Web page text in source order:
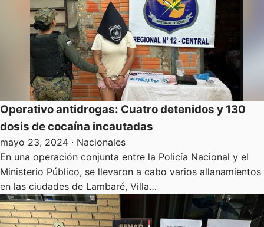
Operativo antidrogas: Cuatro detenidos y 130
dosis de cocaína incautadas
mayo 23, 2024 · Nacionales
En una operación conjunta entre la Policía Nacional y el
Ministerio Público, se llevaron a cabo varios allanamientos
en las ciudades de Lambaré, Villa…